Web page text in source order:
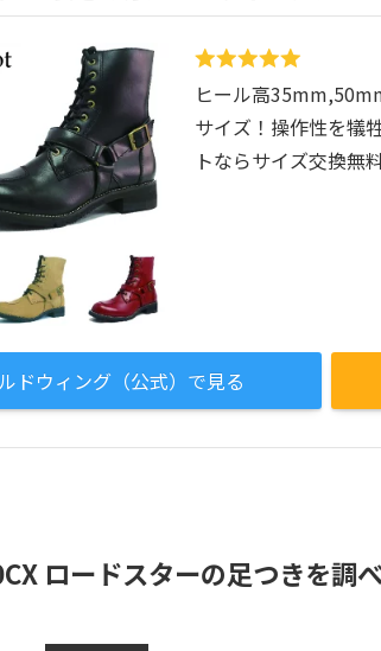
ヒール高
サイズ！操作性を犠
トならサイズ交換無
ドウィング（公式）で見る
ロードスターの足つきを調